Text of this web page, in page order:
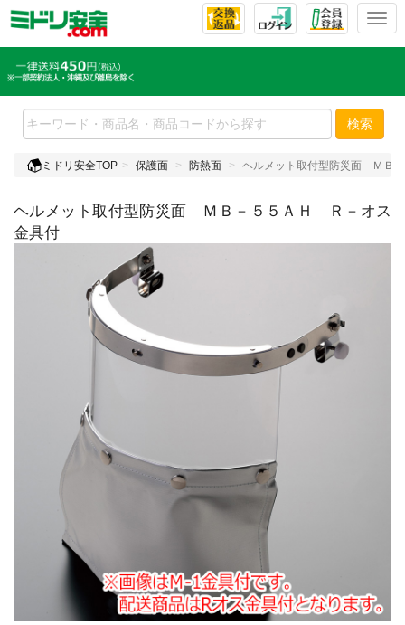
T
l
e
n
v
g
t
検索
ミドリ安全TOP 保護面 防熱面 ヘルメット取付型防災面 ＭＢ
ヘルメット取付型防災面 ＭＢ－５５ＡＨ Ｒ－オス
金具付